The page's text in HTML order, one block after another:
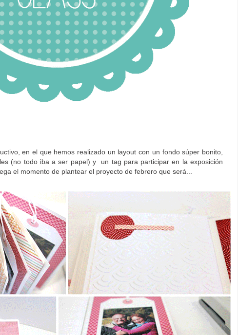
en el que hemos realizado un layout con un fondo súper bonito,
(no todo iba a ser papel) y un tag para participar en la exposición
el momento de plantear el proyecto de febrero que será...